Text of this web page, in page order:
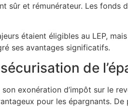
sûr et rémunérateur. Les
étaient éligibles au LEP,
ses avantages significatifs.
de
son exonération d’impôt sur le
pour les épargnants.